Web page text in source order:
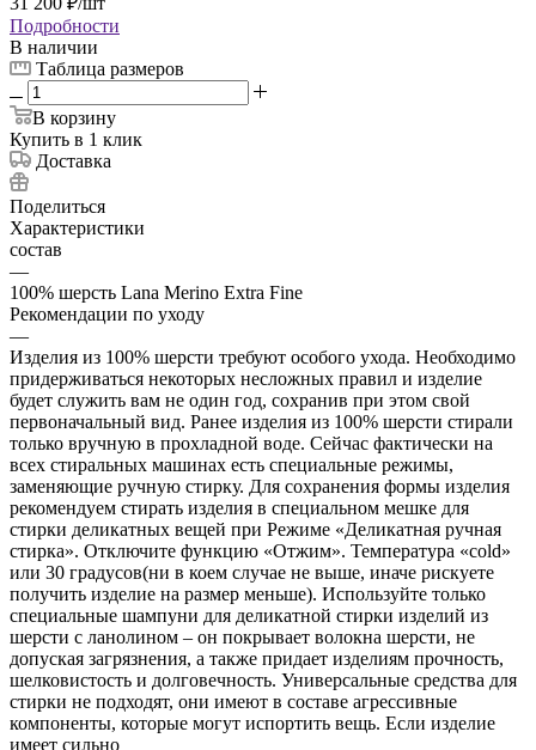
Подробности
В наличии
Таблица размеров
В корзину
Купить в 1 клик
Доставка
Поделиться
Характеристики
состав
—
100% шерсть Lana Merino Extra Fine
Рекомендации по уходу
—
Изделия из 100% шерсти требуют особого ухода. Необходимо
придерживаться некоторых несложных правил и изделие
будет служить вам не один год, сохранив при этом свой
первоначальный вид. Ранее изделия из 100% шерсти стирали
только вручную в прохладной воде. Сейчас фактически на
всех стиральных машинах есть специальные режимы,
заменяющие ручную стирку. Для сохранения формы изделия
рекомендуем стирать изделия в специальном мешке для
стирки деликатных вещей при Режиме «Деликатная ручная
стирка». Отключите функцию «Отжим». Температура «cold»
или 30 градусов(ни в коем случае не выше, иначе рискуете
получить изделие на размер меньше). Используйте только
специальные шампуни для деликатной стирки изделий из
шерсти с ланолином – он покрывает волокна шерсти, не
допуская загрязнения, а также придает изделиям прочность,
шелковистость и долговечность. Универсальные средства для
стирки не подходят, они имеют в составе агрессивные
компоненты, которые могут испортить вещь. Если изделие
имеет сильно